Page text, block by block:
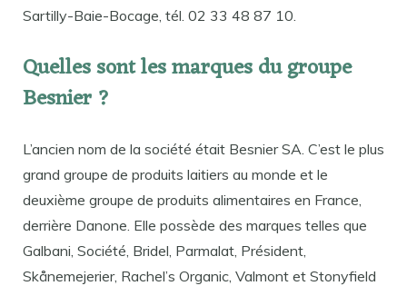
Sartilly-Baie-Bocage, tél. 02 33 48 87 10.
Quelles sont les marques du groupe
Besnier ?
L’ancien nom de la société était Besnier SA. C’est le plus
grand groupe de produits laitiers au monde et le
deuxième groupe de produits alimentaires en France,
derrière Danone. Elle possède des marques telles que
Galbani, Société, Bridel, Parmalat, Président,
Skånemejerier, Rachel’s Organic, Valmont et Stonyfield